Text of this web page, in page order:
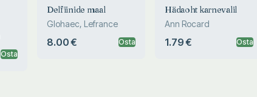
Osta
Delfiinide maal
Glohaec, Lefrance
8.00 € Osta
Hädaoht karnevalil
Ann Rocard
1.79 € Osta